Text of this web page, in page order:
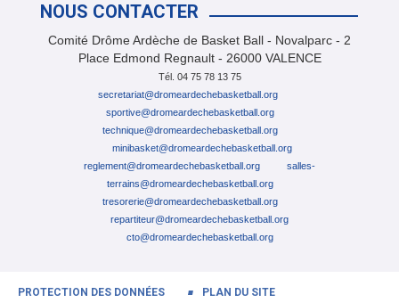
NOUS CONTACTER
Comité Drôme Ardèche de Basket Ball - Novalparc - 2
Place Edmond Regnault - 26000 VALENCE
Tél. 04 75 78 13 75
secretariat@dromeardechebasketball.org
sportive@dromeardechebasketball.org
technique@dromeardechebasketball.org
minibasket@dromeardechebasketball.org
reglement@dromeardechebasketball.org
salles-
terrains@dromeardechebasketball.org
tresorerie@dromeardechebasketball.org
repartiteur@dromeardechebasketball.org
cto@dromeardechebasketball.org
PROTECTION DES DONNÉES PLAN DU SITE